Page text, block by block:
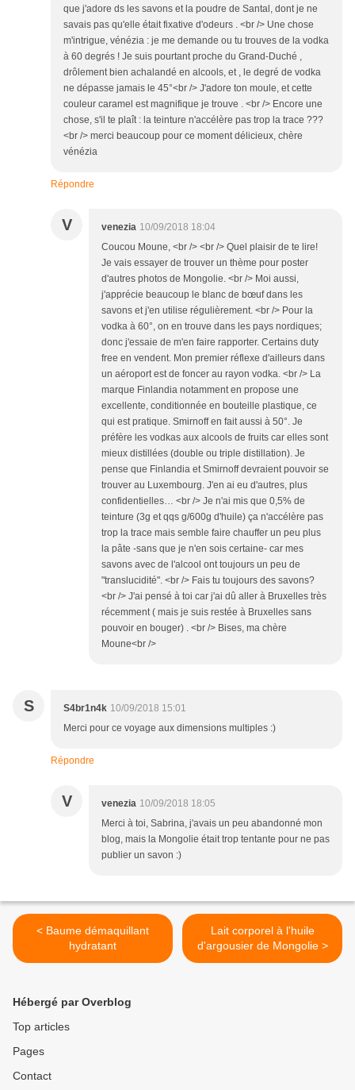
que j'adore ds les savons et la poudre de Santal, dont je ne
savais pas qu'elle était fixative d'odeurs . <br /> Une chose
m'intrigue, vénézia : je me demande ou tu trouves de la vodka
à 60 degrés ! Je suis pourtant proche du Grand-Duché ,
drôlement bien achalandé en alcools, et , le degré de vodka
ne dépasse jamais le 45°<br /> J'adore ton moule, et cette
couleur caramel est magnifique je trouve . <br /> Encore une
chose, s'il te plaît : la teinture n'accélère pas trop la trace ???
<br /> merci beaucoup pour ce moment délicieux, chère
vénézia
Répondre
V venezia 10/09/2018 18:04
Coucou Moune, <br /> <br /> Quel plaisir de te lire!
Je vais essayer de trouver un thème pour poster
d'autres photos de Mongolie. <br /> Moi aussi,
j'apprécie beaucoup le blanc de bœuf dans les
savons et j'en utilise régulièrement. <br /> Pour la
vodka à 60°, on en trouve dans les pays nordiques;
donc j'essaie de m'en faire rapporter. Certains duty
free en vendent. Mon premier réflexe d'ailleurs dans
un aéroport est de foncer au rayon vodka. <br /> La
marque Finlandia notamment en propose une
excellente, conditionnée en bouteille plastique, ce
qui est pratique. Smirnoff en fait aussi à 50°. Je
préfère les vodkas aux alcools de fruits car elles sont
mieux distillées (double ou triple distillation). Je
pense que Finlandia et Smirnoff devraient pouvoir se
trouver au Luxembourg. J'en ai eu d'autres, plus
confidentielles… <br /> Je n'ai mis que 0,5% de
teinture (3g et qqs g/600g d'huile) ça n'accélère pas
trop la trace mais semble faire chauffer un peu plus
la pâte -sans que je n'en sois certaine- car mes
savons avec de l'alcool ont toujours un peu de
"translucidité". <br /> Fais tu toujours des savons?
<br /> J'ai pensé à toi car j'ai dû aller à Bruxelles très
récemment ( mais je suis restée à Bruxelles sans
pouvoir en bouger) . <br /> Bises, ma chère
Moune<br />
S S4br1n4k 10/09/2018 15:01
Merci pour ce voyage aux dimensions multiples :)
Répondre
V venezia 10/09/2018 18:05
Merci à toi, Sabrina, j'avais un peu abandonné mon
blog, mais la Mongolie était trop tentante pour ne pas
publier un savon :)
< Baume démaquillant
hydratant
Lait corporel à l'huile
d'argousier de Mongolie >
Hébergé par Overblog
Top articles
Pages
Contact